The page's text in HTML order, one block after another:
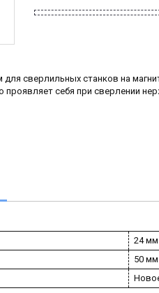
сверлильных станков на
проявляет себя при сверлении
24 мм
50 мм